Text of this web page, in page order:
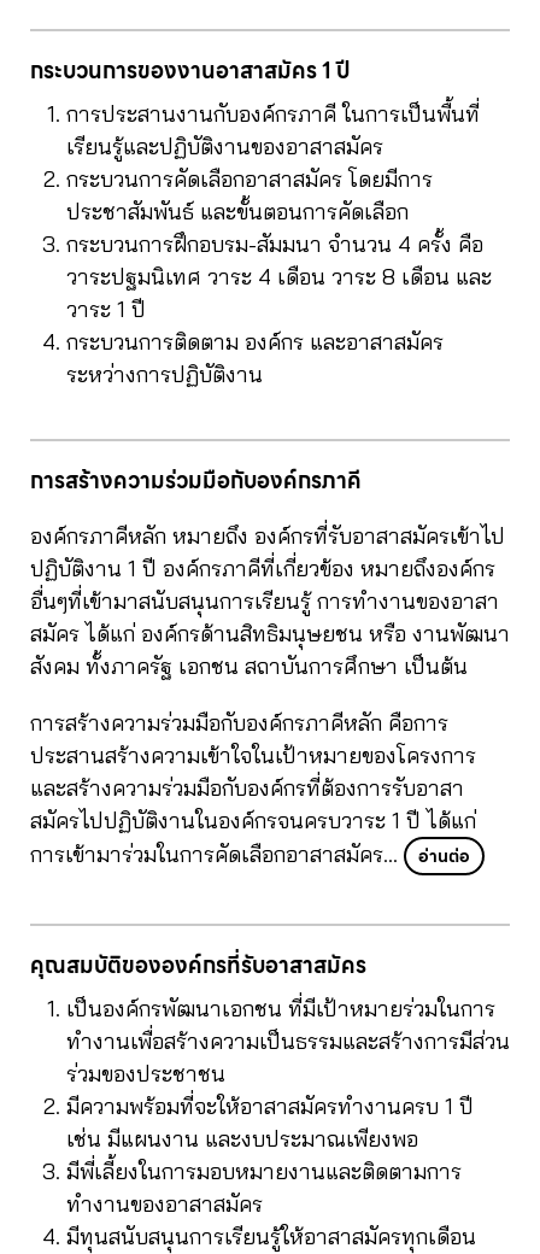
กระบวนการของงานอาสาสมัคร 1 ปี
การประสานงานกับองค์กรภาคี ในการเป็นพื้นที่
เรียนรู้และปฏิบัติงานของอาสาสมัคร
กระบวนการคัดเลือกอาสาสมัคร โดยมีการ
ประชาสัมพันธ์ และขั้นตอนการคัดเลือก
กระบวนการฝึกอบรม-สัมมนา จำนวน 4 ครั้ง คือ
วาระปฐมนิเทศ วาระ 4 เดือน วาระ 8 เดือน และ
วาระ 1 ปี
กระบวนการติดตาม องค์กร และอาสาสมัคร
ระหว่างการปฏิบัติงาน
การสร้างความร่วมมือกับองค์กรภาคี
องค์กรภาคีหลัก หมายถึง องค์กรที่รับอาสาสมัครเข้าไป
ปฏิบัติงาน 1 ปี องค์กรภาคีที่เกี่ยวข้อง หมายถึงองค์กร
อื่นๆที่เข้ามาสนับสนุนการเรียนรู้ การทำงานของอาสา
สมัคร ได้แก่ องค์กรด้านสิทธิมนุษยชน หรือ งานพัฒนา
สังคม ทั้งภาครัฐ เอกชน สถาบันการศึกษา เป็นต้น
การสร้างความร่วมมือกับองค์กรภาคีหลัก คือการ
ประสานสร้างความเข้าใจในเป้าหมายของโครงการ
และสร้างความร่วมมือกับองค์กรที่ต้องการรับอาสา
สมัครไปปฏิบัติงานในองค์กรจนครบวาระ 1 ปี ได้แก่
การเข้ามาร่วมในการคัดเลือกอาสาสมัคร… อ่านต่อ
คุณสมบัติขององค์กรที่รับอาสาสมัคร
เป็นองค์กรพัฒนาเอกชน ที่มีเป้าหมายร่วมในการ
ทำงานเพื่อสร้างความเป็นธรรมและสร้างการมีส่วน
ร่วมของประชาชน
มีความพร้อมที่จะให้อาสาสมัครทำงานครบ 1 ปี
เช่น มีแผนงาน และงบประมาณเพียงพอ
มีพี่เลี้ยงในการมอบหมายงานและติดตามการ
ทำงานของอาสาสมัคร
มีทุนสนับสนุนการเรียนรู้ให้อาสาสมัครทุกเดือน